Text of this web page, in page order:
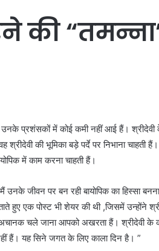
की
प्रशंसकों में कोई कमी नहीं आई हैं।
की भूमिका बड़े पर्दे पर निभाना चाहती हैं।
में काम करना चाहती हैं।
जीवन पर बन रही बायोपिक का हिस्सा बनना
हुए एक पोस्ट भी शेयर की थी ,जिसमें उन्होंने
चले जाना आपको अखरता हैं। श्रीदेवी के
हैं। यह सिने जगत के लिए काला दिन है। ”